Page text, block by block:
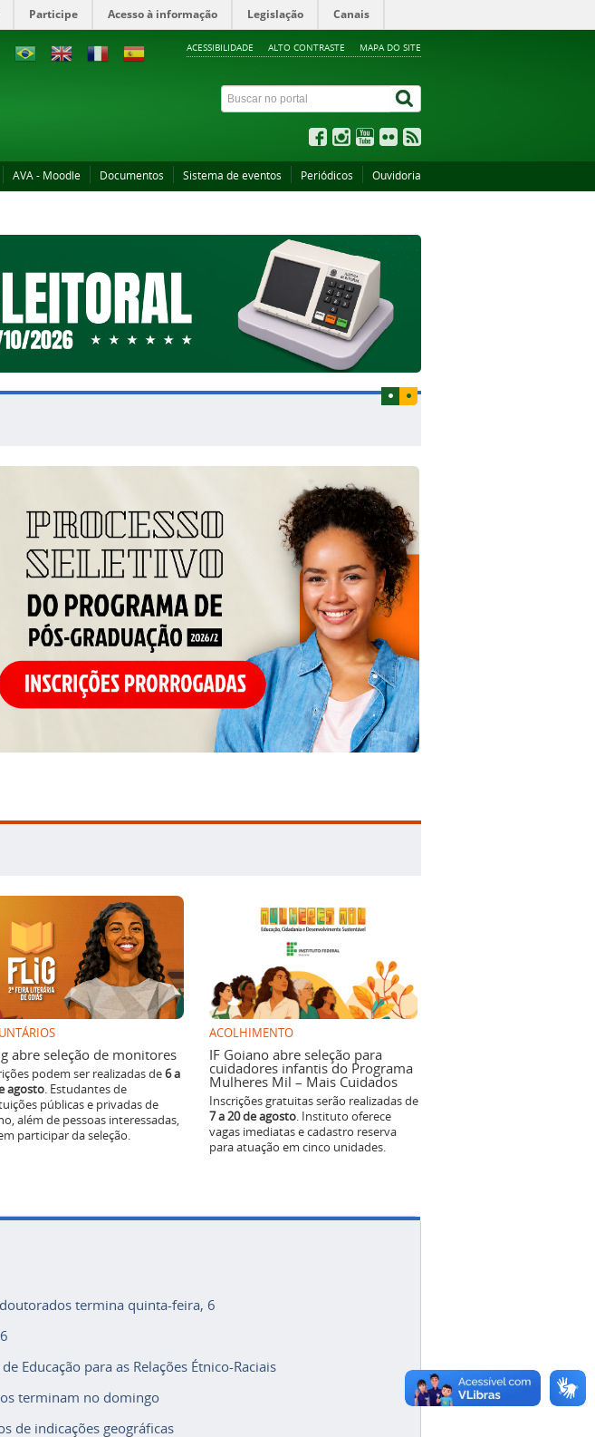
Participe Acesso à informação Legislação Canais
ACESSIBILIDADE ALTO CONTRASTE MAPA DO SITE
AVA - Moodle Documentos Sistema de eventos Periódicos Ouvidoria
abre seleção de monitores
podem ser realizadas de6 a
agosto. Estudantes de
públicas e privadas de
além de pessoas interessadas,
participar da seleção.
ACOLHIMENTO
IF Goiano abre seleção para
cuidadores infantis do Programa
Mulheres Mil – Mais Cuidados
Inscrições gratuitas serão realizadas de
7 a 20 de agosto. Instituto oferece
vagas imediatas e cadastro reserva
para atuação em cinco unidades.
termina quinta-feira, 6
Educação para as Relações Étnico-Raciais
terminam no domingo
de indicações geográficas